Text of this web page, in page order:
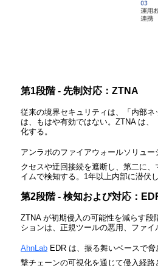
第1段階- 先制対応： ZTNA
従来の境界セキュリティは、「内部
は、もはや有効ではない。ZTNA は
化する。
アンラボのファイアウォールソリュー
クセスや迂回接続を遮断し、第二に
イムで検知する。1年以上内部に潜伏
第2段階 - 検知および対応：
ZTNA が初期侵入の可能性を減らす段
ションは、正規ツールの悪用、ファ
AhnLab EDR は、振る舞いベースで
撃チェーンの可視化を通じて侵入経